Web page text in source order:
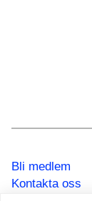
Bli medlem
Kontakta oss